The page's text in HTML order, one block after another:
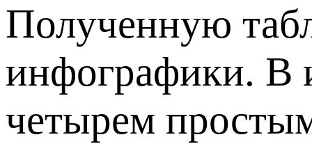
Полученную
инфографики. В
четырем